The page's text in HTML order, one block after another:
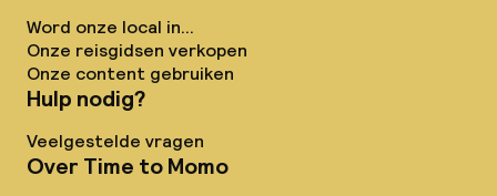
Word onze local in...
Onze reisgidsen verkopen
Onze content gebruiken
Hulp nodig?
Veelgestelde vragen
Over Time to Momo